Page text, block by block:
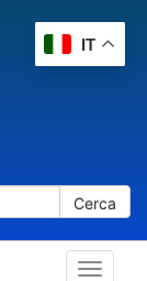
Cerca
Toggle
IT